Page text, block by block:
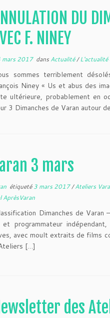
DU
F. NINEY
mars 2017dans Actualité/L'actualité
sommes terriblement
Niney « Us et abus des
ultérieure, probablement en
3 Dimanches de Varan autour
3 mars
étiqueté3 mars 2017/Ateliers
AprèsVaran
Dimanches de Varan
programmateur indépendant,
avec moult extraits de films
[…]
des